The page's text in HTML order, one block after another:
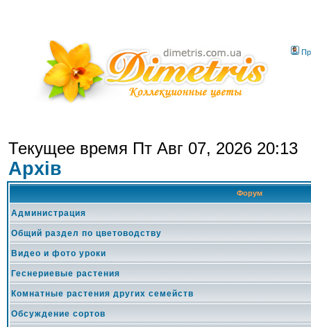
Текущее время Пт Авг 07, 2026 20:13
Архів
Форум
Администрация
Общий раздел по цветоводству
Видео и фото уроки
Геснериевые растения
Комнатные растения других семейств
Обсуждение сортов